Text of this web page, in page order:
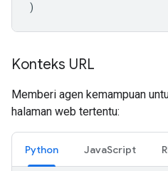
)
Konteks URL
Memberi agen kemampuan
halaman web tertentu:
Python JavaScript